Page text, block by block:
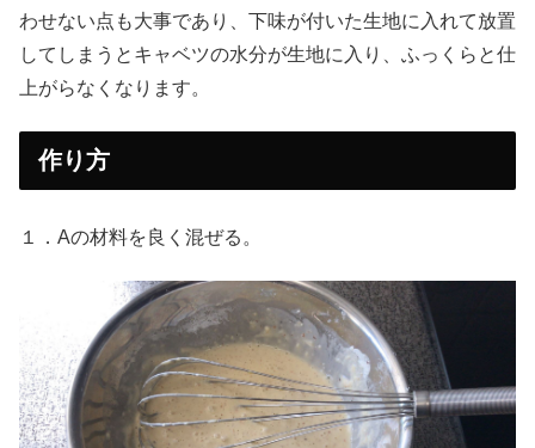
わせない点も大事であり、下味が付いた生地に入れて放置
してしまうとキャベツの水分が生地に入り、ふっくらと仕
上がらなくなります。
作り方
１．Aの材料を良く混ぜる。